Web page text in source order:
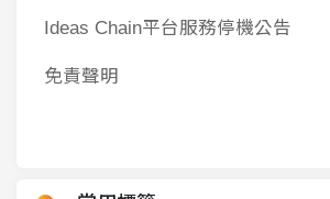
Ideas Chain平台服務停機公告
免責聲明